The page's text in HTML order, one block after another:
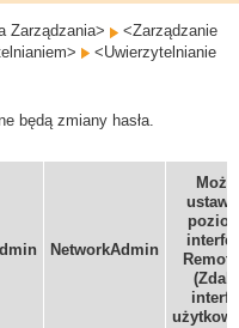
Zarządzania>
<Zarządzanie
<Uwierzytelnianie
będą zmiany hasła.
NetworkAdmin